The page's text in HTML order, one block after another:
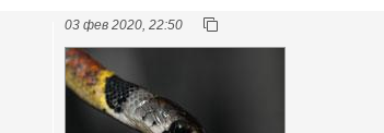
03 фев 2020, 22:50